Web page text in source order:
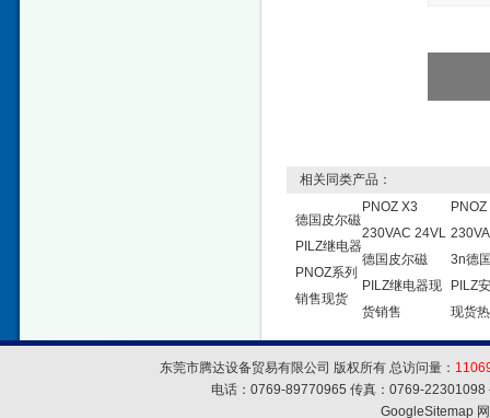
相关同类产品：
德国皮尔磁
PILZ继电器
PNOZ系列
销售现货
PNOZ X3
230VAC 24VL
德国皮尔磁
PILZ继电器现
货销售
PNOZ
3n德
PILZ
现货
东莞市腾达设备贸易有限公司 版权所有 总访问量：
电话：0769-89770965 传真：0769-
GoogleSitemap网